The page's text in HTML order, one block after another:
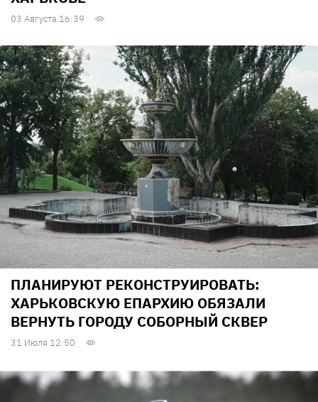
03 Августа 16:39
ПЛАНИРУЮТ РЕКОНСТРУИРОВАТЬ:
ХАРЬКОВСКУЮ ЕПАРХИЮ ОБЯЗАЛИ
ВЕРНУТЬ ГОРОДУ СОБОРНЫЙ СКВЕР
31 Июля 12:50